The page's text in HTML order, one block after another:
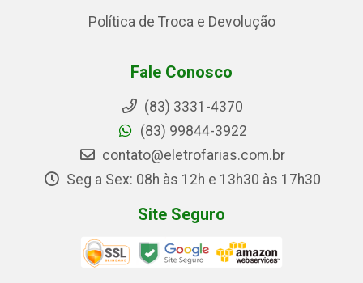
Política de Troca e Devolução
Fale Conosco
(83) 3331-4370
(83) 99844-3922
contato@eletrofarias.com.br
Seg a Sex: 08h às 12h e 13h30 às 17h30
Site Seguro